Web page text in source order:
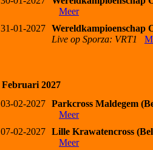
Meer
31-01-2027 Wereldkampioenschap
Live op Sporza: VRT1
Februari 2027
03-02-2027 Parkcross Maldegem
Meer
07-02-2027 Lille Krawatencross
Meer